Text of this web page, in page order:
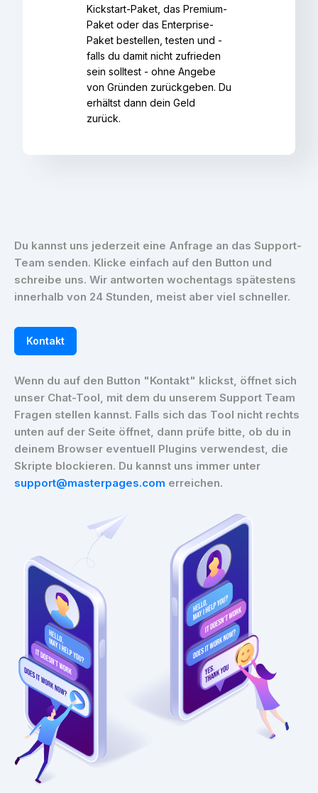
Kickstart-Paket, das Premium-
Paket oder das Enterprise-
Paket bestellen, testen und -
falls du damit nicht zufrieden
sein solltest - ohne Angebe
von Gründen zurückgeben. Du
erhältst dann dein Geld
zurück.
Du kannst uns jederzeit eine Anfrage an das Support-
Team senden. Klicke einfach auf den Button und
schreibe uns. Wir antworten wochentags spätestens
innerhalb von 24 Stunden, meist aber viel schneller.
Kontakt
Wenn du auf den Button "Kontakt" klickst, öffnet sich
unser Chat-Tool, mit dem du unserem Support Team
Fragen stellen kannst. Falls sich das Tool nicht rechts
unten auf der Seite öffnet, dann prüfe bitte, ob du in
deinem Browser eventuell Plugins verwendest, die
Skripte blockieren. Du kannst uns immer unter
support@masterpages.com erreichen.